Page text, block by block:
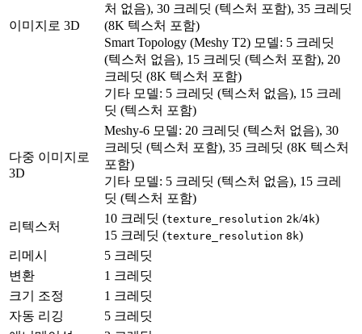
이미지로 3D
처 없음), 30 크레딧 (텍스처 포함), 35 크레딧
(8K 텍스처 포함)
Smart Topology (Meshy T2) 모델: 5 크레딧
(텍스처 없음), 15 크레딧 (텍스처 포함), 20
크레딧 (8K 텍스처 포함)
기타 모델: 5 크레딧 (텍스처 없음), 15 크레
딧 (텍스처 포함)
다중 이미지로
3D
Meshy-6 모델: 20 크레딧 (텍스처 없음), 30
크레딧 (텍스처 포함), 35 크레딧 (8K 텍스처
포함)
기타 모델: 5 크레딧 (텍스처 없음), 15 크레
딧 (텍스처 포함)
리텍스처
10 크레딧 (texture_resolution 2k/4k)
15 크레딧 (texture_resolution 8k)
리메시
5 크레딧
변환
1 크레딧
크기 조정
1 크레딧
자동 리깅
5 크레딧